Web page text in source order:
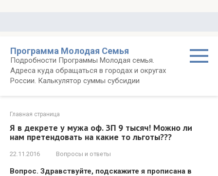
Программа Молодая Семья
Подробности Программы Молодая семья.
Адреса куда обращаться в городах и округах
России. Калькулятор суммы субсидии
Главная страница
Я в декрете у мужа оф. ЗП 9 тысяч! Можно ли
нам претендовать на какие то льготы???
22.11.2016 Вопросы и ответы
Вопрос. Здравствуйте, подскажите я прописана в